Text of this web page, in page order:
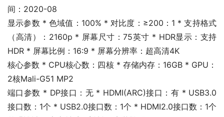
间：2020-08
显示参数 * 色域值：100% * 对比度：≥200：1 * 支持格式
（高清）：2160p * 屏幕尺寸：75英寸 * HDR显示：支持
HDR * 屏幕比例：16:9 * 屏幕分辨率：超高清4K
核心参数 * CPU核心数：四核 * 存储内存：16GB * GPU：
2核Mali-G51 MP2
端口参数 * DP接口：无 * HDMI(ARC)接口：有 * USB3.0
接口数：1个 * USB2.0接口数：1个 * HDMI2.0接口数：1个